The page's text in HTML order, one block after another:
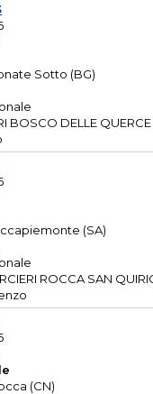
Sotto (BG)
BOSCO DELLE QUERCE
(SA)
ROCCA SAN
(CN)